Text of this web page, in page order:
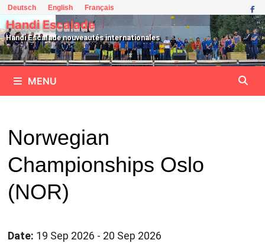
Passer
au
contenu
Deutsch English Français
Handi Escalade
Handi Escalade nouveautés internationales
MENU
Norwegian
Championships Oslo
(NOR)
Date: 19 Sep 2026 - 20 Sep 2026